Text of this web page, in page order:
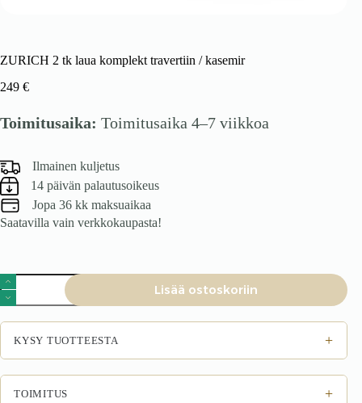
ZURICH 2 tk laua komplekt travertiin / kasemir
249 €
Toimitusaika: Toimitusaika 4–7 viikkoa
Ilmainen kuljetus
14 päivän palautusoikeus
Jopa 36 kk maksuaikaa
Saatavilla vain verkkokaupasta!
ZURICH
2
tk
laua
komplekt
travertiin
/
kasemir
määrä
Lisää ostoskoriin
KYSY TUOTTEESTA +
TOIMITUS +